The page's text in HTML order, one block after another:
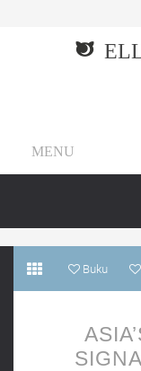
MENU
Buku